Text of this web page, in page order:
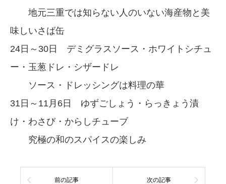
地元三重では知らない人のいない海産物と美
味しいさば缶
24日～30日 デミグラスソース・ホワイトシチュ
ー・玉葱ドレ・シザードレ
ソース・ドレッシングは料理の華
31日～11月6日 ゆずごしょう・らっきょう漬
け・わさび・からしチューブ
究極の和のスパイスの楽しみ
前の記事 次の記事